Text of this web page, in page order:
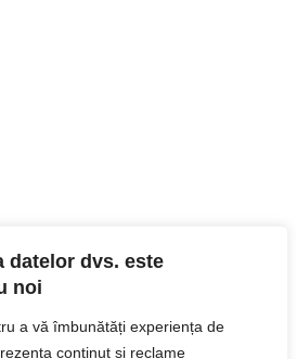
datelor dvs. este
noi
a vă îmbunătăți experiența de
conținut și reclame